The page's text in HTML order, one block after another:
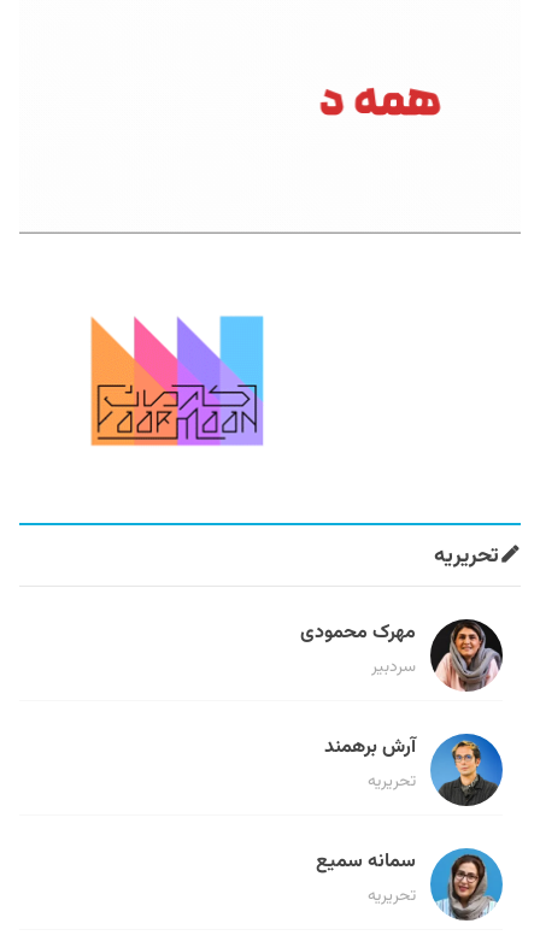
تحریریه
مهرک محمودی
سردبیر
آرش برهمند
تحریریه
سمانه سمیع
تحریریه